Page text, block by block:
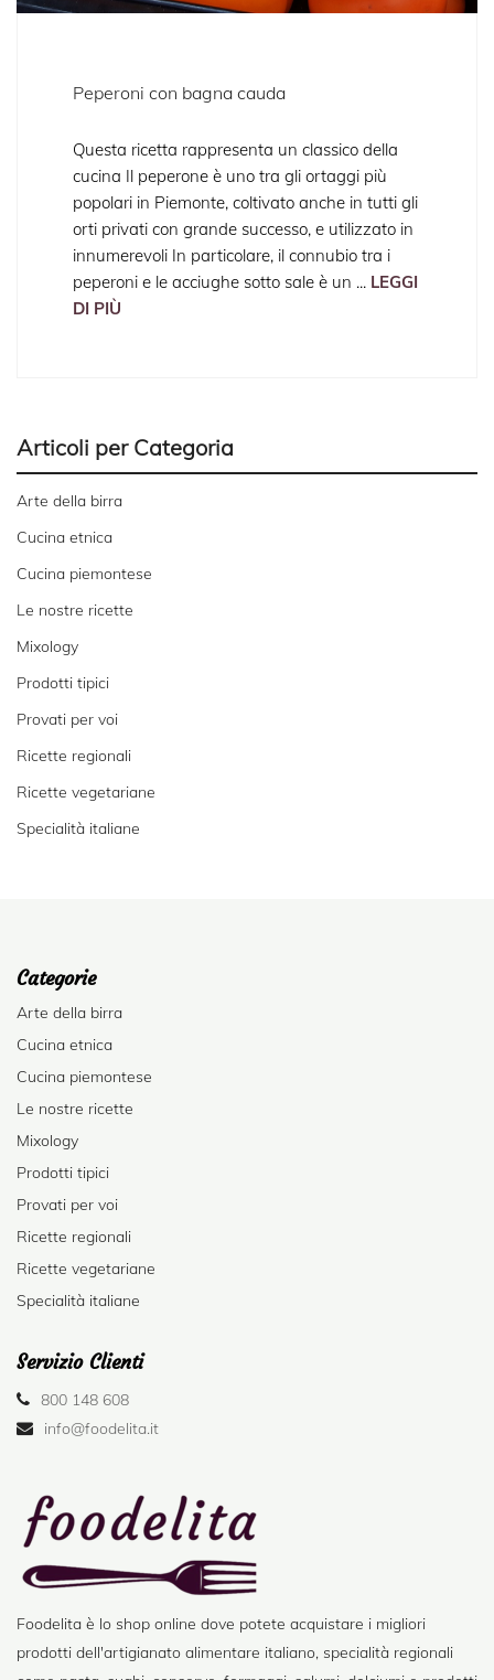
Peperoni con bagna cauda
Questa ricetta rappresenta un classico della
cucina Il peperone è uno tra gli ortaggi più
popolari in Piemonte, coltivato anche in tutti gli
orti privati con grande successo, e utilizzato in
innumerevoli In particolare, il connubio tra i
peperoni e le acciughe sotto sale è un ... LEGGI
DI PIÙ
Articoli per Categoria
Arte della birra
Cucina etnica
Cucina piemontese
Le nostre ricette
Mixology
Prodotti tipici
Provati per voi
Ricette regionali
Ricette vegetariane
Specialità italiane
Categorie
Arte della birra
Cucina etnica
Cucina piemontese
Le nostre ricette
Mixology
Prodotti tipici
Provati per voi
Ricette regionali
Ricette vegetariane
Specialità italiane
Servizio Clienti
800 148 608
info@foodelita.it
Foodelita è lo shop online dove potete acquistare i migliori
prodotti dell'artigianato alimentare italiano, specialità regionali